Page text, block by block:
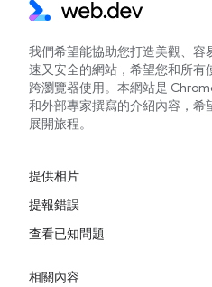
我們希望能協助您打造美觀、容
速又安全的網站，希望您和所有
跨瀏覽器使用。本網站是
和外部專家撰寫的介紹內容，希
展開旅程。
提供相片
提報錯誤
查看已知問題
相關內容